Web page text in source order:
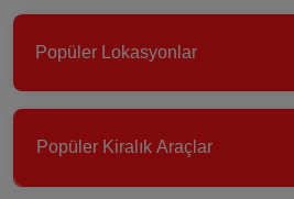
Popüler Lokasyonlar
Popüler Kiralık Araçlar